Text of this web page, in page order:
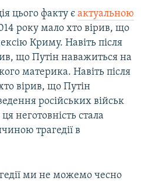
цього факту є актуальною
року мало хто вірив, що
Криму. Навіть після
що Путін наважиться на
материка. Навіть після
вірив, що Путін
російських військ
неготовність стала
трагедії в
ми не можемо чесно